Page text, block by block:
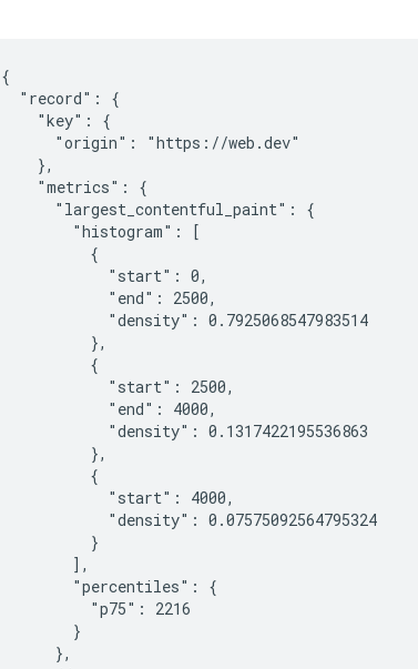
{
  "record": {
    "key": {
      "origin": "https://web.dev"
    },
    "metrics": {
      "largest_contentful_paint": {
        "histogram": [
          {
            "start": 0,
            "end": 2500,
            "density": 0.7925068547983514
          },
          {
            "start": 2500,
            "end": 4000,
            "density": 0.1317422195536863
          },
          {
            "start": 4000,
            "density": 0.07575092564795324
          }
        ],
        "percentiles": {
          "p75": 2216
        }
      },